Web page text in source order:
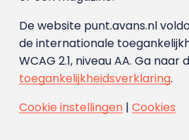
De website punt.avans.nl
de internationale
WCAG 2.1, niveau AA. Ga naar
toegankelijkheidsverklaring.
Cookie instellingen| Cookies